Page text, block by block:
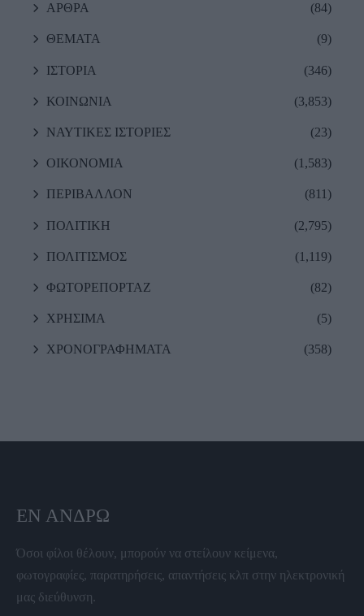
ΑΡΘΡΑ (84)
ΘΕΜΑΤΑ (9)
ΙΣΤΟΡΙΑ (346)
ΚΟΙΝΩΝΙΑ (3,853)
ΝΑΥΤΙΚΕΣ ΙΣΤΟΡΙΕΣ (23)
ΟΙΚΟΝΟΜΙΑ (1,583)
ΠΕΡΙΒΑΛΛΟΝ (811)
ΠΟΛΙΤΙΚΗ (2,795)
ΠΟΛΙΤΙΣΜΟΣ (1,119)
ΦΩΤΟΡΕΠΟΡΤΑΖ (82)
ΧΡΗΣΙΜΑ (5)
ΧΡΟΝΟΓΡΑΦΗΜΑΤΑ (358)
ΕΝ ΆΝΔΡΩ
Όσοι φίλοι θέλουν, μπορούν να στείλουν κείμενα,
φωτογραφίες, παρατηρήσεις, απαντήσεις κλπ στην ηλεκτρονική
μας διεύθυνση.